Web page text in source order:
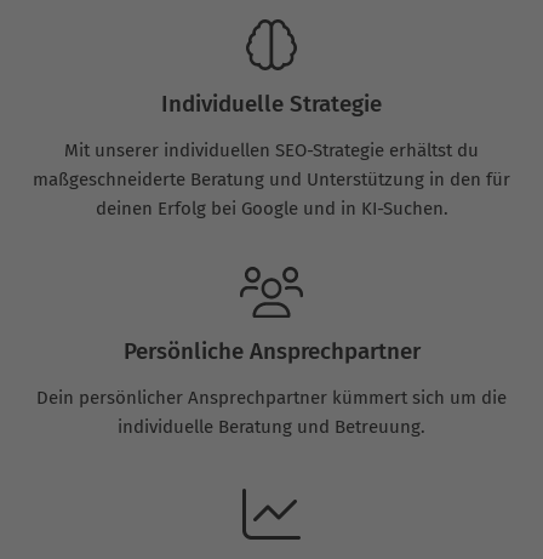
Individuelle Strategie
Mit unserer individuellen SEO-Strategie erhältst du
maßgeschneiderte Beratung und Unterstützung in den für
deinen Erfolg bei Google und in KI-Suchen.
Persönliche Ansprechpartner
Dein persönlicher Ansprechpartner kümmert sich um die
individuelle Beratung und Betreuung.